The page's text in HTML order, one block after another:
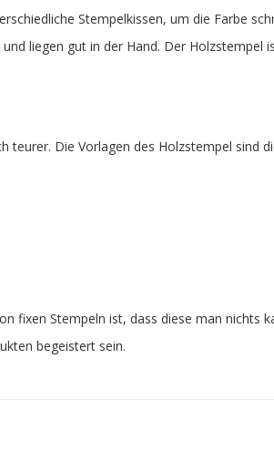
Stempelkissen, um die Farbe
liegen gut in der Hand. Der Holzstempel
teurer. Die Vorlagen des Holzstempel sind
fixen Stempeln ist, dass diese man nichts
begeistert sein.